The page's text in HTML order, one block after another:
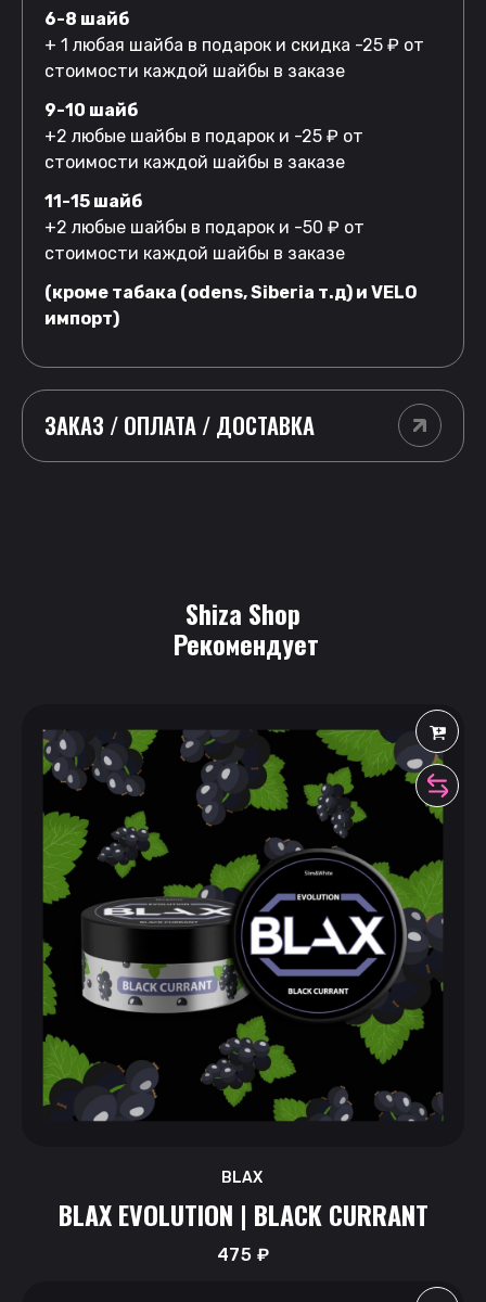
6-8 шайб
+ 1 любая шайба в подарок и скидка -25 ₽ от
стоимости каждой шайбы в заказе
9-10 шайб
+2 любые шайбы в подарок и -25 ₽ от
стоимости каждой шайбы в заказе
11-15 шайб
+2 любые шайбы в подарок и -50 ₽ от
стоимости каждой шайбы в заказе
(кроме табака (odens, Siberia т.д) и VELO
импорт)
ЗАКАЗ / ОПЛАТА / ДОСТАВКА
Shiza Shop
Рекомендует
BLAX
BLAX EVOLUTION | BLACK CURRANT
475 ₽